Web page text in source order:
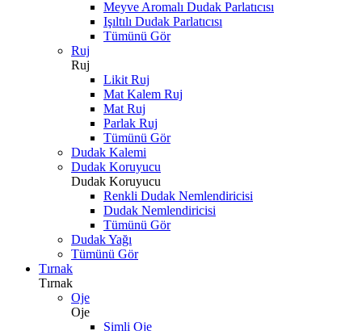
Meyve Aromalı Dudak Parlatıcısı
Işıltılı Dudak Parlatıcısı
Tümünü Gör
Ruj
Ruj
Likit Ruj
Mat Kalem Ruj
Mat Ruj
Parlak Ruj
Tümünü Gör
Dudak Kalemi
Dudak Koruyucu
Dudak Koruyucu
Renkli Dudak Nemlendiricisi
Dudak Nemlendiricisi
Tümünü Gör
Dudak Yağı
Tümünü Gör
Tırnak
Tırnak
Oje
Oje
Simli Oje